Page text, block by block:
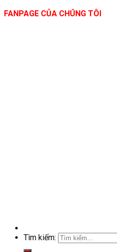
FANPAGE CỦA CHÚNG TÔI
Tìm kiếm: